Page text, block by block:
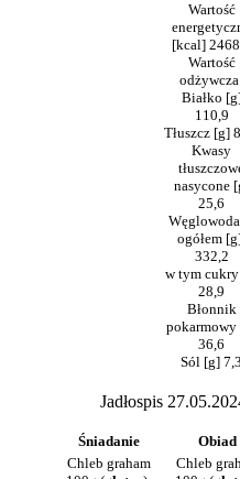
Wartość
[kcal]
Wartość
Białko
110,9
Tłuszcz [g]
Kwasy
nasycone
25,6
ogółem
332,2
w tym
28,9
Błonnik
pokarmowy
36,6
Sól [g] 7,3
Jadłospis
Śniadanie Obiad
Chleb graham
Chleb